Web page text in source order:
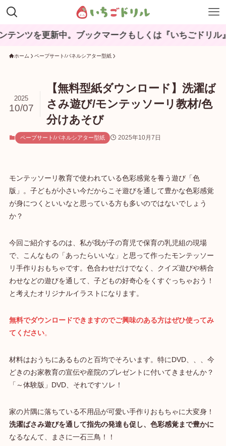
更新中。ブックマークもしくは『いちごドリル』と検索
ホーム ペープサート/パネルシアター型紙
【無料型紙ダウンロード】洗濯ば
さみ遊び/モンテッソーリ教材/色
分けあそび
2025
10/07
ペープサート/パネルシアター型紙 2025年10月7日
モンテッソーリ教育で使われている色彩感覚を養う遊び「色
版」。子どもが小さい今だからこそ遊びを通して豊かな色彩感覚
が身につくといいなと思っている方も多いのではないでしょう
か？
今回ご紹介するのは、私が我が子の育児で保育の乳児組の現場
で、こんなもの「あったらいいな」と思って作ったモンテッソー
リ手作りおもちゃです。色合わせだけでなく、クイズ遊びや柄合
わせなどの遊びを通して、子どもの好奇心をくすぐっちゃおう！
と考えたオリジナルイラストになります。
無料でダウンロードできますのでご興味のある方はぜひ使ってみ
てください。
材料はおうちにあるものと百均でそろいます。特にDVD、、、今
どきのお家教育の宣伝や産院のプレゼントに付いてきませんか？
「～体験版」DVD、それですソレ！
家の片隅に落ちている不用品が可愛い手作りおもちゃに大変身！
洗濯ばさみ遊びを通して指先の発達も促し、色彩感覚まで豊かに
なるなんて、まさに一石三鳥！！